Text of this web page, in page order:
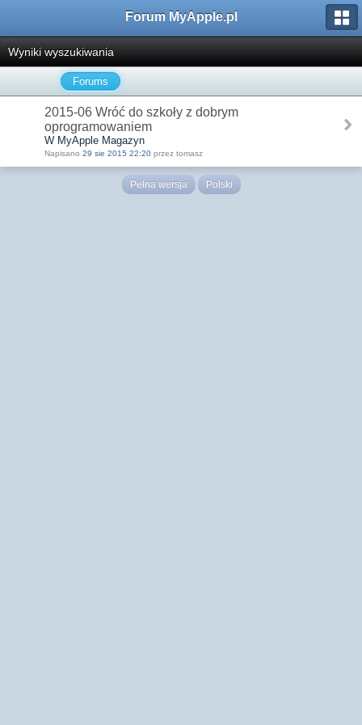
Forum MyApple.pl
Wyniki wyszukiwania
Forums
2015-06 Wróć do szkoły z dobrym
oprogramowaniem
W MyApple Magazyn
Napisano 29 sie 2015 22:20 przez tomasz
Pełna wersja Polski